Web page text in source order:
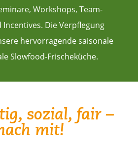
Workshops, Team-
Incentives. Die Verpflegung
hervorragende saisonale
Slowfood-Frischeküche.
sozial, fair –
mit!